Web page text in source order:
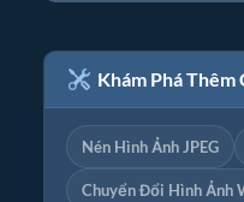
Khám Phá Thêm
Nén Hình Ảnh JPEG
Chuyển Đổi Hình Ảnh